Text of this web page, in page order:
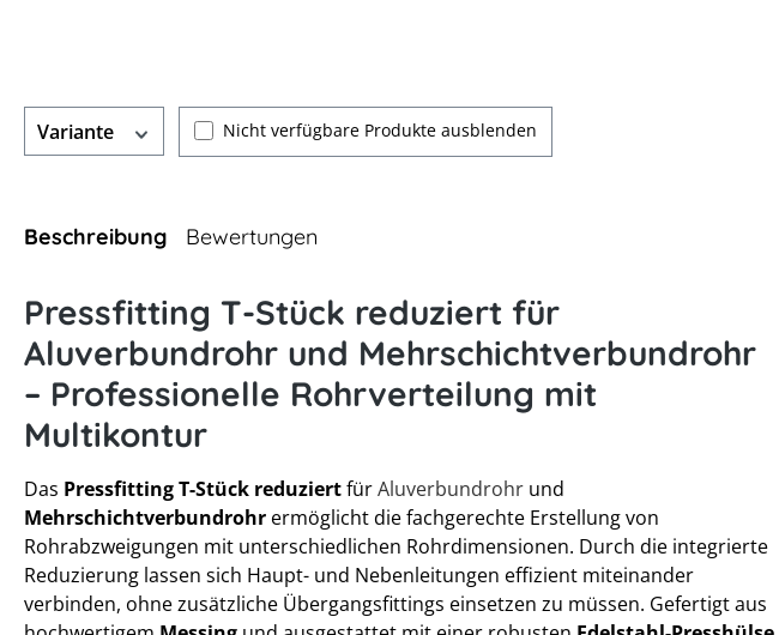
Variante Nicht verfügbare Produkte ausblenden
Beschreibung Bewertungen
Pressfitting T-Stück reduziert für
Aluverbundrohr und Mehrschichtverbundrohr
– Professionelle Rohrverteilung mit
Multikontur
Das Pressfitting T-Stück reduziertfürAluverbundrohr und
Mehrschichtverbundrohr ermöglicht die fachgerechte Erstellung von
Rohrabzweigungen mit unterschiedlichen Rohrdimensionen. Durch die integrierte
Reduzierung lassen sich Haupt- und Nebenleitungen effizient miteinander
verbinden, ohne zusätzliche Übergangsfittings einsetzen zu müssen. Gefertigt aus